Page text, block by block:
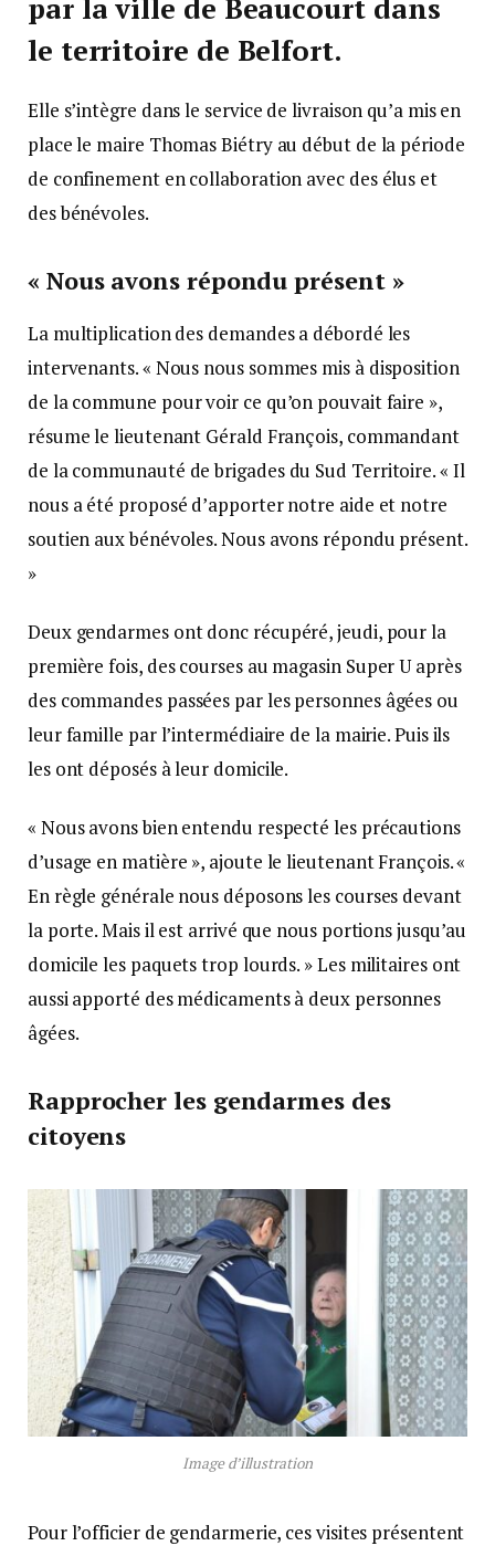
par la ville de Beaucourt dans
le territoire de Belfort.
Elle s’intègre dans le service de livraison qu’a mis en
place le maire Thomas Biétry au début de la période
de confinement en collaboration avec des élus et
des bénévoles.
« Nous avons répondu présent »
La multiplication des demandes a débordé les
intervenants. « Nous nous sommes mis à disposition
de la commune pour voir ce qu’on pouvait faire »,
résume le lieutenant Gérald François, commandant
de la communauté de brigades du Sud Territoire. « Il
nous a été proposé d’apporter notre aide et notre
soutien aux bénévoles. Nous avons répondu présent.
»
Deux gendarmes ont donc récupéré, jeudi, pour la
première fois, des courses au magasin Super U après
des commandes passées par les personnes âgées ou
leur famille par l’intermédiaire de la mairie. Puis ils
les ont déposés à leur domicile.
« Nous avons bien entendu respecté les précautions
d’usage en matière », ajoute le lieutenant François. «
En règle générale nous déposons les courses devant
la porte. Mais il est arrivé que nous portions jusqu’au
domicile les paquets trop lourds. » Les militaires ont
aussi apporté des médicaments à deux personnes
âgées.
Rapprocher les gendarmes des
citoyens
Image d’illustration
Pour l’officier de gendarmerie, ces visites présentent